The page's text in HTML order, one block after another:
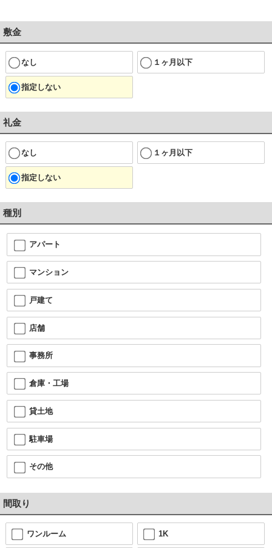
敷金
なし １ヶ月以下
指定しない
礼金
なし １ヶ月以下
指定しない
種別
アパート
マンション
戸建て
店舗
事務所
倉庫・工場
貸土地
駐車場
その他
間取り
ワンルーム 1K